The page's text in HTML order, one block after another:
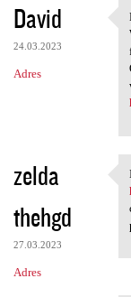
David
24.03.2023
Adres
zelda
thehgd
27.03.2023
Adres
I